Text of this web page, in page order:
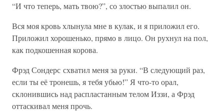
“И что теперь, мать твою?”, со злостью выпалил он.
Вся моя кровь хлынула мне в кулак, и я приложил его.
Приложил хорошенько, прямо в лицо. Он рухнул на пол,
как подкошенная корова.
Фрэд Сондерс схватил меня за руки. “В следующий раз,
если ты её тронешь, я тебя убью!” Я что-то орал,
склонившись над распластанным телом Иззи, а Фрэд
оттаскивал меня прочь.